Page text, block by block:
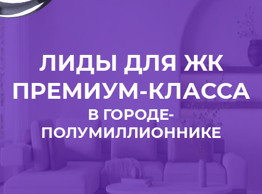
ЛИДЫ ДЛЯ ЖК
ПРЕМИУМ-КЛАССА
В ГОРОДЕ-
ПОЛУМИЛЛИОННИКЕ